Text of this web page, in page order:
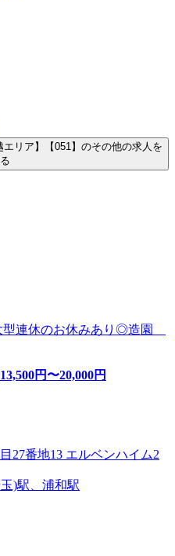
リア】【051】のその他の求人を
型連休のお休みあり◎造園
13,500円〜20,000円
27番地13 エルベンハイム2
)駅、浦和駅